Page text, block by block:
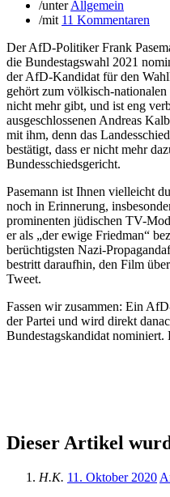
/unterAllgemein
/mit 11 Kommentaren
Der AfD-Politiker Frank
die Bundestagswahl 2021
der AfD-Kandidat für den
gehört zum völkisch-
nicht mehr gibt, und ist eng
ausgeschlossenen Andreas
mit ihm, denn das
bestätigt, dass er nicht mehr
Bundesschiedsgericht.
Pasemann ist Ihnen vielleicht
noch in Erinnerung,
prominenten jüdischen TV-
er als „der ewige Friedman“
berüchtigsten Nazi-
bestritt daraufhin, den Film
Tweet.
Fassen wir zusammen: Ein
der Partei und wird direkt
Bundestagskandidat
Dieser Artikel
H.K. 11. Oktober 2020